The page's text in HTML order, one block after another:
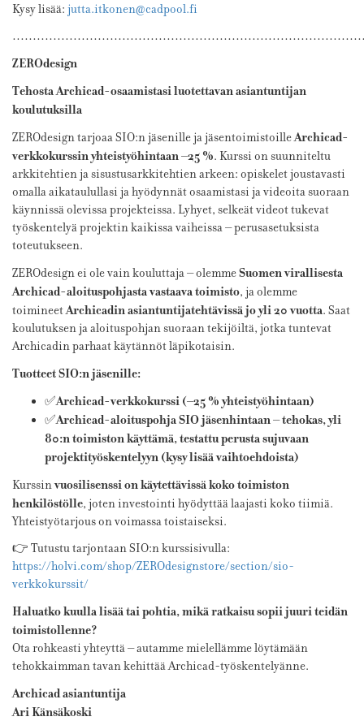
Kysy lisää: jutta.itkonen@cadpool.fi
ZEROdesign
Tehosta Archicad-osaamistasi luotettavan asiantuntijan
koulutuksilla
ZEROdesign tarjoaa SIO:n jäsenille ja jäsentoimistoilleArchicad-
verkkokurssin yhteistyöhintaan –25 %. Kurssi on suunniteltu
arkkitehtien ja sisustusarkkitehtien arkeen: opiskelet joustavasti
omalla aikataulullasi ja hyödynnät osaamistasi ja videoita suoraan
käynnissä olevissa projekteissa. Lyhyet, selkeät videot tukevat
työskentelyä projektin kaikissa vaiheissa – perusasetuksista
toteutukseen.
ZEROdesign ei ole vain kouluttaja – olemmeSuomen virallisesta
Archicad-aloituspohjasta vastaava toimisto, ja olemme
toimineetArchicadin asiantuntijatehtävissä jo yli 20 vuotta. Saat
koulutuksen ja aloituspohjan suoraan tekijöiltä, jotka tuntevat
Archicadin parhaat käytännöt läpikotaisin.
Tuotteet SIO:n jäsenille:
✅Archicad-verkkokurssi (–25 % yhteistyöhintaan)
✅Archicad-aloituspohjaSIO jäsenhintaan – tehokas, yli
80:n toimiston käyttämä, testattu perusta sujuvaan
projektityöskentelyyn (kysy lisää vaihtoehdoista)
Kurssinvuosilisenssi on käytettävissä koko toimiston
henkilöstölle, joten investointi hyödyttää laajasti koko tiimiä.
Yhteistyötarjous on voimassa toistaiseksi.
👉 Tutustu tarjontaan SIO:n kurssisivulla:
https://holvi.com/shop/ZEROdesignstore/section/sio-
verkkokurssit/
Haluatko kuulla lisää tai pohtia, mikä ratkaisu sopii juuri teidän
toimistollenne?
Ota rohkeasti yhteyttä – autamme mielellämme löytämään
tehokkaimman tavan kehittää Archicad-työskentelyänne.
Archicad asiantuntija
Ari Känsäkoski